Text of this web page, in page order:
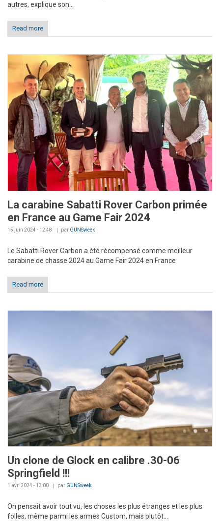
autres, explique son...
Read more
La carabine Sabatti Rover Carbon primée
en France au Game Fair 2024
15 juin 2024 - 12:48 par GUNSweek
Le Sabatti Rover Carbon a été récompensé comme meilleur
carabine de chasse 2024 au Game Fair 2024 en France
Read more
Un clone de Glock en calibre .30-06
Springfield !!!
1 avr. 2024 - 13:00 par GUNSweek
On pensait avoir tout vu, les choses les plus étranges et les plus
folles, même parmi les armes Custom, mais plutôt...